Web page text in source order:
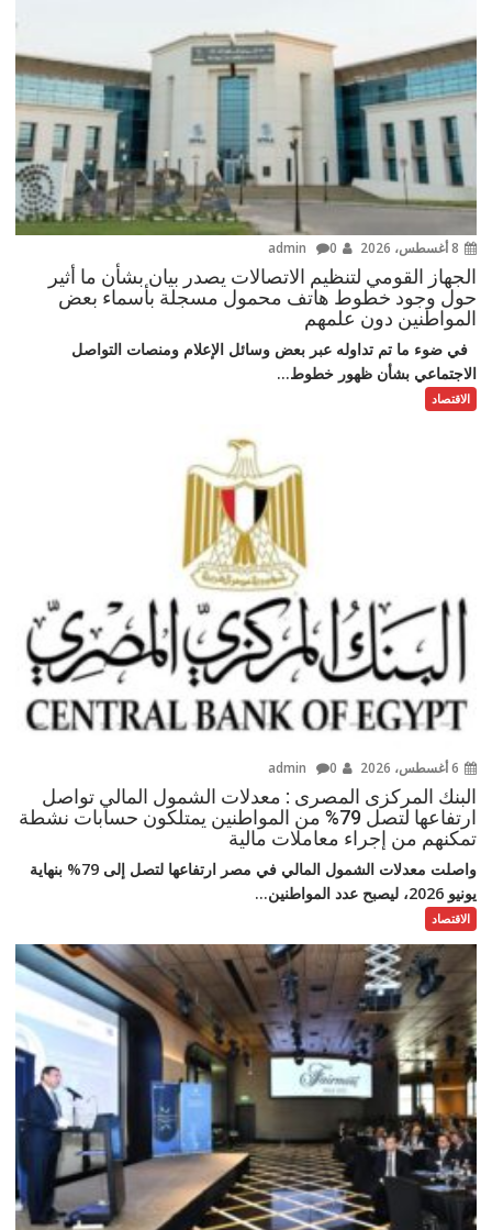
0
الجهاز القومي لتنظيم الاتصالات يصدر بيان بشأن ما أثير
حول وجود خطوط هاتف محمول مسجلة بأسماء بعض
المواطنين دون علمهم
في ضوء ما تم تداوله عبر بعض وسائل الإعلام ومنصات التواصل
الاجتماعي بشأن ظهور خطوط...
الاقتصاد
0
البنك المركزى المصرى : معدلات الشمول المالي تواصل
ارتفاعها لتصل 79% من المواطنين يمتلكون حسابات نشطة
تمكنهم من إجراء معاملات مالية
واصلت معدلات الشمول المالي في مصر ارتفاعها لتصل إلى 79% بنهاية
يونيو 2026، ليصبح عدد المواطنين...
الاقتصاد